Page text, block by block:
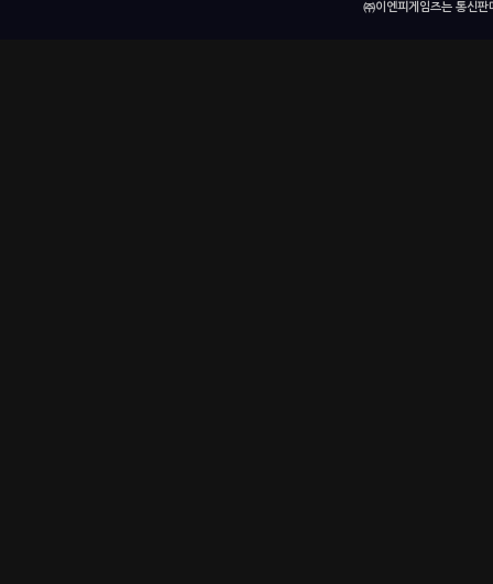
㈜이엔피게임즈는 통신판